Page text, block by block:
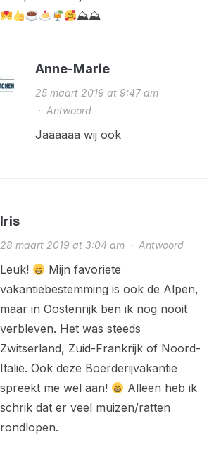
⛰⛰
Anne-Marie
25 maart 2019 at 9:47 am
· Antwoord
Jaaaaaa wij ook
Iris
28 maart 2019 at 3:04 am· Antwoord
Leuk!
Mijn favoriete
vakantiebestemming is ook de Alpen,
maar in Oostenrijk ben ik nog nooit
verbleven. Het was steeds
Zwitserland, Zuid-Frankrijk of Noord-
Italië. Ook deze Boerderijvakantie
spreekt me wel aan!
Alleen heb ik
schrik dat er veel muizen/ratten
rondlopen.